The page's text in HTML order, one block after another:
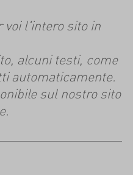
voi l'intero sito in
alcuni testi, come
automaticamente.
sul nostro sito